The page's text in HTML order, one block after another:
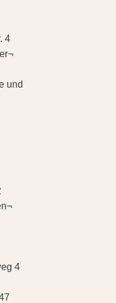
4
und
4